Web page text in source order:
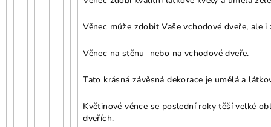
Věnec může zdobit Vaše vchodové dveře, ale
Věnec na stěnu nebo na vchodové dveře.
Tato krásná závěsná dekorace je umělá a
Květinové věnce se poslední roky těší velké
dveřích.